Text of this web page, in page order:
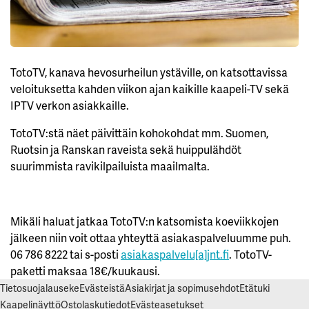
L
L
Ä
K
A
K
H
V
Ä
K
S
Y
K
I
E
V
Ä
T
E
E
T
TotoTV, kanava hevosurheilun ystäville, on katsottavissa
veloituksetta kahden viikon ajan kaikille kaapeli-TV sekä
IPTV verkon asiakkaille.
TotoTV:stä näet päivittäin kohokohdat mm. Suomen,
Ruotsin ja Ranskan raveista sekä huippulähdöt
suurimmista ravikilpailuista maailmalta.
Mikäli haluat jatkaa TotoTV:n katsomista koeviikkojen
jälkeen niin voit ottaa yhteyttä asiakaspalveluumme puh.
06 786 8222 tai s-posti asiakaspalvelu[a]jnt.fi. TotoTV-
paketti maksaa 18€/kuukausi.
TietosuojalausekeEvästeistäAsiakirjat ja sopimusehdotEtätuki
KaapelinäyttöOstolaskutiedotEvästeasetukset